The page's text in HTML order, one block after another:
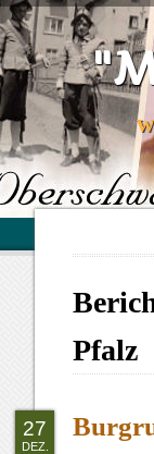
Pfalz
27
DEZ.